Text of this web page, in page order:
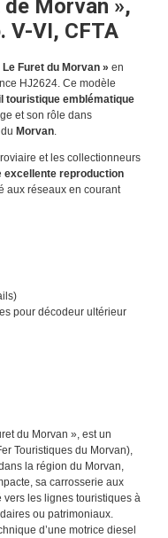
Morvan »,
V-VI, CFTA
Furet du Morvan » en
HJ2624. Ce modèle
touristique emblématique
et son rôle dans
Morvan.
et les collectionneurs
excellente reproduction
aux réseaux en courant
pour décodeur ultérieur
du Morvan », est un
Touristiques du Morvan),
la région du Morvan,
sa carrosserie aux
les lignes touristiques à
ou patrimoniaux.
d’une motrice diesel